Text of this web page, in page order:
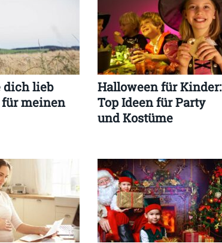
dich lieb
für meinen
Halloween für Kinder:
Top Ideen für Party
und Kostüme